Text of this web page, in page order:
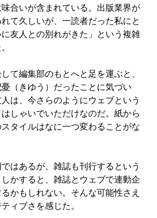
合いが含まれている。出版業界が
て久しいが、一読者だった私にと
友人との別れがきた」という複雑
て編集部のもとへと足を運ぶと、
（きゆう）だったことに気づい
は、今さらのようにウェブという
しゃいでいただけなのだ。紙から
タイルはなに一つ変わることがな
はあるが、雑誌も刊行するという
かすると、雑誌とウェブで連動企
かもしれない。そんな可能性さえ
ィブさを感じた。